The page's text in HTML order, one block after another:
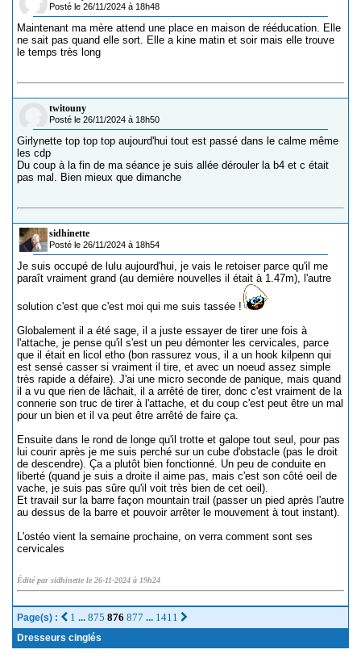
Posté le 26/11/2024 à 18h48
Maintenant ma mère attend une place en maison de rééducation. Elle
ne sait pas quand elle sort. Elle a kine matin et soir mais elle trouve
le temps très long
twitouny
Posté le 26/11/2024 à 18h50
Girlynette top top top aujourd'hui tout est passé dans le calme même
les cdp
Du coup à la fin de ma séance je suis allée dérouler la b4 et c était
pas mal. Bien mieux que dimanche
sidhinette
Posté le 26/11/2024 à 18h54
Je suis occupé de lulu aujourd'hui, je vais le retoiser parce qu'il me
paraît vraiment grand (au dernière nouvelles il était à 1.47m), l'autre
solution c'est que c'est moi qui me suis tassée !
Globalement il a été sage, il a juste essayer de tirer une fois à
l'attache, je pense qu'il s'est un peu démonter les cervicales, parce
que il était en licol etho (bon rassurez vous, il a un hook kilpenn qui
est sensé casser si vraiment il tire, et avec un noeud assez simple
très rapide a défaire). J'ai une micro seconde de panique, mais quand
il a vu que rien de lâchait, il a arrêté de tirer, donc c'est vraiment de la
connerie son truc de tirer à l'attache, et du coup c'est peut être un mal
pour un bien et il va peut être arrêté de faire ça.
Ensuite dans le rond de longe qu'il trotte et galope tout seul, pour pas
lui courir après je me suis perché sur un cube d'obstacle (pas le droit
de descendre). Ça a plutôt bien fonctionné. Un peu de conduite en
liberté (quand je suis a droite il aime pas, mais c'est son côté oeil de
vache, je suis pas sûre qu'il voit très bien de cet oeil).
Et travail sur la barre façon mountain trail (passer un pied après l'autre
au dessus de la barre et pouvoir arrêter le mouvement à tout instant).
L'ostéo vient la semaine prochaine, on verra comment sont ses
cervicales
Édité par sidhinette le 26-11-2024 à 19h24
Page(s) : 1 ... 875 876 877 ... 1411
Dresseurs cinglés